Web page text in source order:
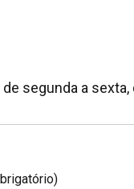
segunda a sexta,